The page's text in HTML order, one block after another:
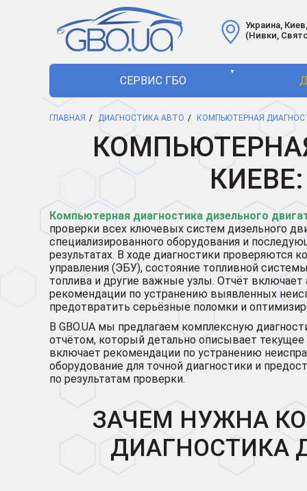
Украина,
(Нивки,
СЕРВИС ГБО
▼
ГЛАВНАЯ ДИАГНОСТИКА АВТО КОМПЬЮТЕРНАЯ
Компьютерная диагностика дизельного
проверки всех ключевых систем дизельного
специализированного оборудования и
результатах. В ходе диагностики проверяются
управления (ЭБУ), состояние топливной
топлива и другие важные узлы. Отчёт включает
рекомендации по устранению выявленных
предотвратить серьёзные поломки и
В GBO.UA мы предлагаем комплексную
отчётом, который детально описывает текущее
включает рекомендации по устранению
оборудование для точной диагностики и
по результатам проверки.
ЗАЧЕМ НУЖНА
ДИАГНОСТИКА